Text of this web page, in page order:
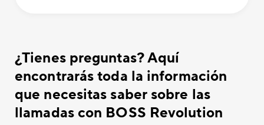
¿Tienes preguntas? Aquí
encontrarás toda la información
que necesitas saber sobre las
llamadas con BOSS Revolution